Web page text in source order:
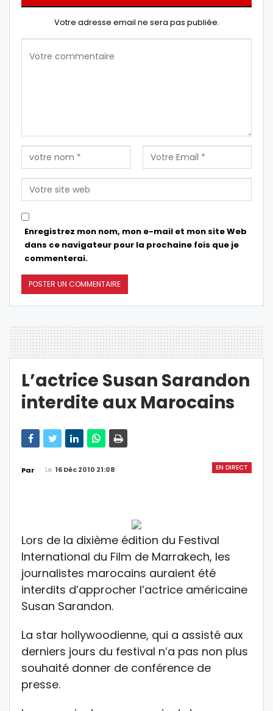
Votre adresse email ne sera pas publiée.
Enregistrez mon nom, mon e-mail et mon site Web
dans ce navigateur pour la prochaine fois que je
commenterai.
L’actrice Susan Sarandon
interdite aux Marocains
EN DIRECT
Par Le 16 Déc 2010 21:08
Lors de la dixième édition du Festival
International du Film de Marrakech, les
journalistes marocains auraient été
interdits d’approcher l’actrice américaine
Susan Sarandon.
La star hollywoodienne, qui a assisté aux
derniers jours du festival n’a pas non plus
souhaité donner de conférence de
presse.